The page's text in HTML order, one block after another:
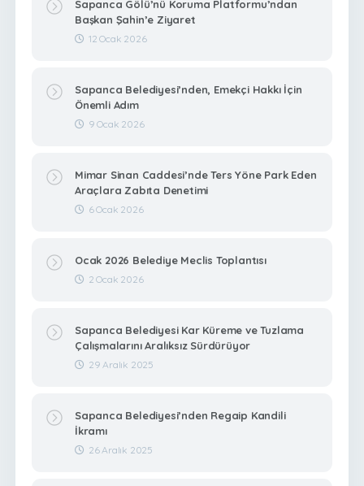
Sapanca Gölü’nü Koruma Platformu’ndan
Başkan Şahin’e Ziyaret
12 Ocak 2026
Sapanca Belediyesi’nden, Emekçi Hakkı İçin
Önemli Adım
9 Ocak 2026
Mimar Sinan Caddesi’nde Ters Yöne Park Eden
Araçlara Zabıta Denetimi
6 Ocak 2026
Ocak 2026 Belediye Meclis Toplantısı
2 Ocak 2026
Sapanca Belediyesi Kar Küreme ve Tuzlama
Çalışmalarını Aralıksız Sürdürüyor
29 Aralık 2025
Sapanca Belediyesi’nden Regaip Kandili
İkramı
26 Aralık 2025